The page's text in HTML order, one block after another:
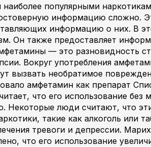
популярными
информацию сложно.
информацию о них. В
Он также предоставляет
— это разновидность
Вокруг употребления
вызвать необратимое
амфетамин как препарат
что его использование
Некоторые люди считают, что
такие как алкоголь или
тревоги и депрессии.
что его использование